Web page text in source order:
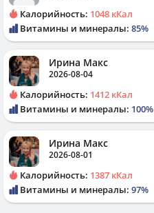
Калорийность: 1048 кКал
Витамины и минералы: 85%
Ирина Макс
2026-08-04
Калорийность: 1412 кКал
Витамины и минералы: 100%
Ирина Макс
2026-08-01
Калорийность: 1387 кКал
Витамины и минералы: 97%